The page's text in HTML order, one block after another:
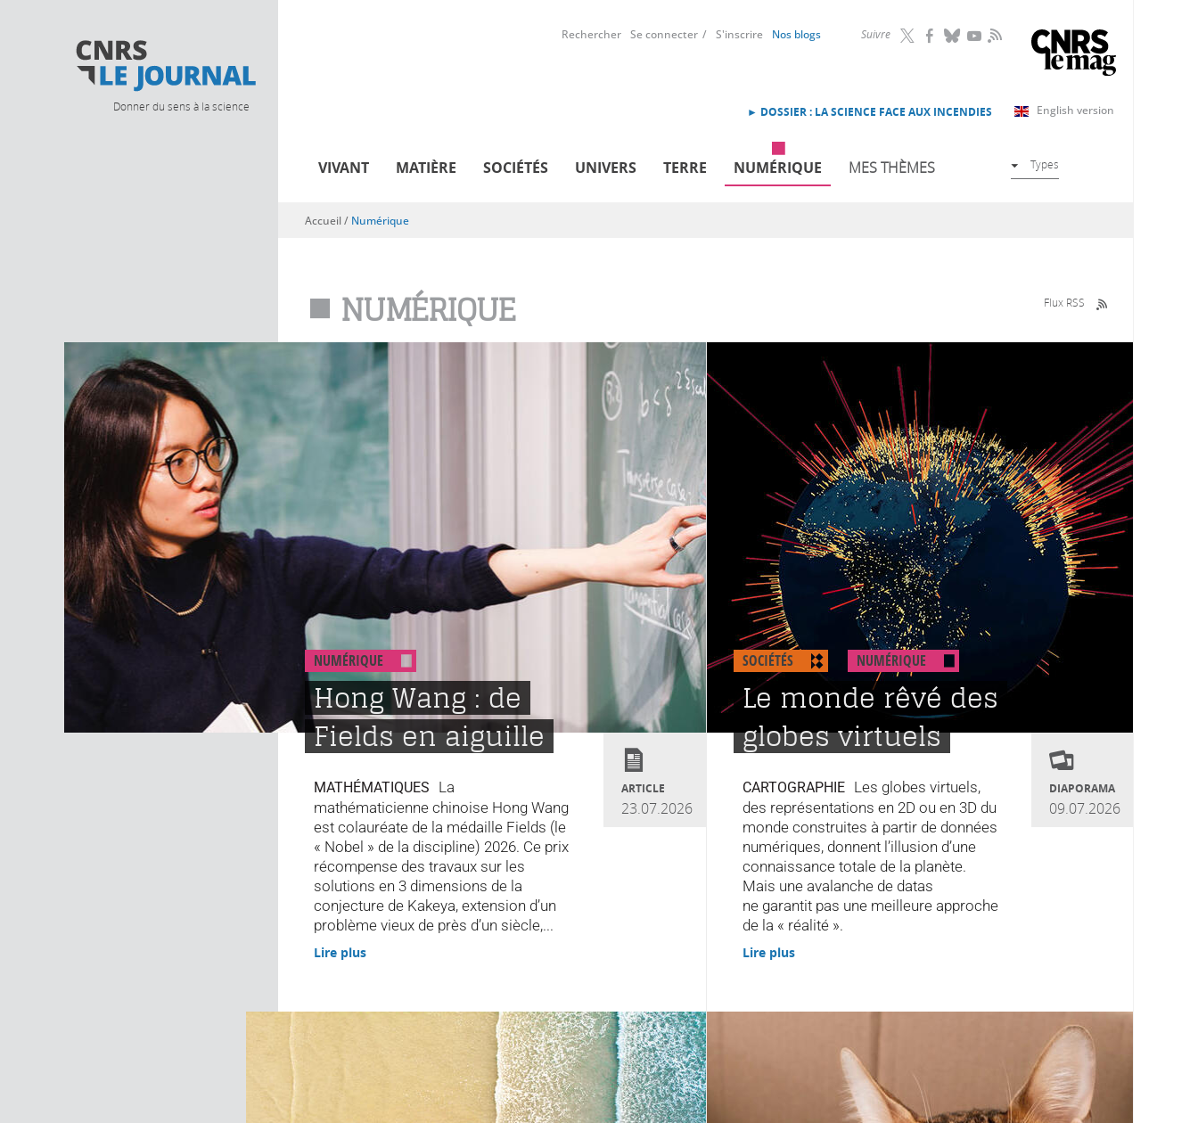
Donner du sens à la science
Suivre RSS
Rechercher Se connecter S'inscrire Nos blogs
English version
► DOSSIER : LA SCIENCE FACE AUX INCENDIES
VIVANT MATIÈRE SOCIÉTÉS UNIVERS TERRE NUMÉRIQUE MES THÈMES Types
Vous êtes ici
Accueil/ Numérique
NUMÉRIQUE Flux RSS
NUMÉRIQUE
Hong Wang : de
Fields en aiguille
MATHÉMATIQUES
La
mathématicienne chinoise Hong Wang
est colauréate de la médaille Fields (le
« Nobel » de la discipline) 2026. Ce prix
récompense des travaux sur les
solutions en 3 dimensions de la
conjecture de Kakeya, extension d’un
problème vieux de près d’un siècle,...
ARTICLE
23.07.2026
Lire plus
SOCIÉTÉS NUMÉRIQUE
Le monde rêvé des
globes virtuels
CARTOGRAPHIE
Les globes virtuels,
des représentations en 2D ou en 3D du
monde construites à partir de données
numériques, donnent l’illusion d’une
connaissance totale de la planète.
Mais une avalanche de datas
ne garantit pas une meilleure approche
de la « réalité ».
DIAPORAMA
09.07.2026
Lire plus